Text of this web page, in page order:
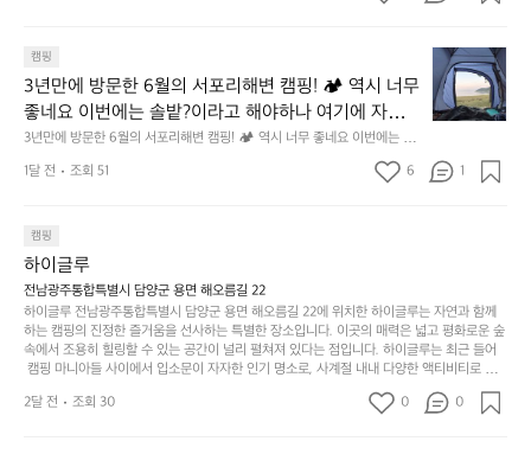
구
나
잠
에
기
까
이
걸
리
는
순
지
의
초
기
품
갑’입
니
다.
일
상
에
용
할
수
있
록.
분
하
고,
단
순
하
캠핑
3년만에 방문한 6월의 서포리해변 캠핑! 🏕 역시 너무
좋네요 이번에는 솔밭?이라고 해야하나 여기에 자리를
잡았는데 정말 시원하고 경치도 좋네요  서해치고 물도
맑은편, 아이들도 놀기 좋고 1박 2일은 넘 짧게 느껴지
네요  .1박 1동 1만원 (수금은 7시쯤, 동네에서 관리) .수
바로 화장실있음 .5분거리 cu .2분거리 음식점  항구에
서부터 해변까지 버스도 다니네요 ㅎㅎㅎ 아이들 엄청
좋아하네요 점심쯤도착해서 철수할때까지 물놀이 3
타임이나 했네요 ⛱️
3년만에 방문한 6월의 서포리해변 캠핑! 🏕 역시 너무 좋네요 이번에는 솔
밭?이라고 해야하나 여기에 자리를 잡았는데 정말 시원하고 경치도 좋네요
서해치고 물도 맑은편, 아이들도 놀기 좋고 1박 2일은 넘 짧게 느껴지네요  .
항구에서부터 해변까지 버스도 다니네요 ㅎㅎㅎ 아이들 엄청 좋아하네요 점
심쯤도착해서 철수할때까지 물놀이 3타임이나 했네요 ⛱️
년
만
에
문
포
리
해
변
캠
핑!
1달 전 조회 51 6 1
캠핑
하이글루
전남광주통합특별시 담양군 용면 해오름길 22
하이글루 전남광주통합특별시 담양군 용면 해오름길 22에 위치한 하이글루는 자연과 함께
하는 캠핑의 진정한 즐거움을 선사하는 특별한 장소입니다. 이곳의 매력은 넓고 평화로운 숲
속에서 조용히 힐링할 수 있는 공간이 널리 펼쳐져 있다는 점입니다. 하이글루는 최근 들어
캠핑 마니아들 사이에서 입소문이 자자한 인기 명소로, 사계절 내내 다양한 액티비티로 방
문객들을 맞이합니다. 특히, 하이글루의 독특한 시설인 글램핑 텐트는 고객들에게 아늑한 잠
자리를 제공하며, 캠핑의 매력을 한층 더해 줍니다. 밖에서는 자연의 소리를 들으며, 내부에
2달 전 조회 30 0 0